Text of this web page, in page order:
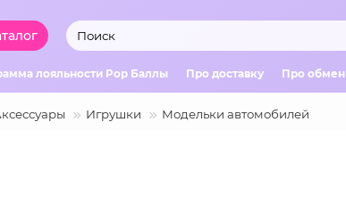
лояльности Pop Баллы Про доставку Про обмен
Игрушки Модельки автомобилей